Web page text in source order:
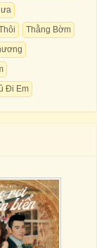
Thằng Bờm
Đi Em